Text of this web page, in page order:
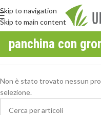
Skip to navigation
Skip to main content
panchina con
Non è stato trovato nessun
selezione.